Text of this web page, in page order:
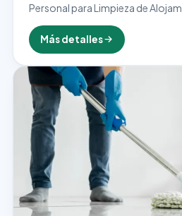
Personal para Limpieza de
limpieza de alojamientos
crucial en la industria hotelera y
Más detalles